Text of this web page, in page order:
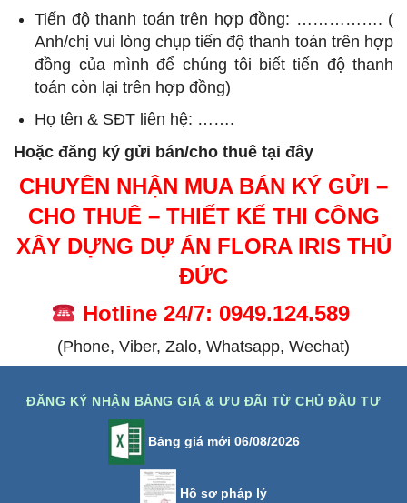
Tiến độ thanh toán trên hợp đồng: ……………. (
Anh/chị vui lòng chụp tiến độ thanh toán trên hợp
đồng của mình để chúng tôi biết tiến độ thanh
toán còn lại trên hợp đồng)
Họ tên & SĐT liên hệ: …….
Hoặc đăng ký gửi bán/cho thuê tại đây
CHUYÊN NHẬN MUA BÁN KÝ GỬI –
CHO THUÊ – THIẾT KẾ THI CÔNG
XÂY DỰNG DỰ ÁN FLORA IRIS THỦ
ĐỨC
Hotline 24/7: 0949.124.589
(Phone, Viber, Zalo, Whatsapp, Wechat)
ĐĂNG KÝ NHẬN BẢNG GIÁ & ƯU ĐÃI TỪ CHỦ ĐẦU TƯ
Bảng giá mới 06/08/2026
Hồ sơ pháp lý